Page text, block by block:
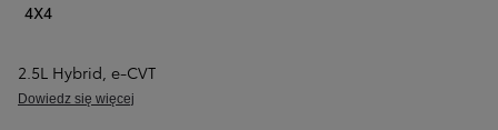
4X4
2.5L Hybrid, e‑CVT
Dowiedz się więcej